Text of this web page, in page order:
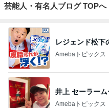
芸能人・有名人ブログ TOPへ
レジェンド松下
Amebaトピックス
井上 セーラー
Amebaトピックス